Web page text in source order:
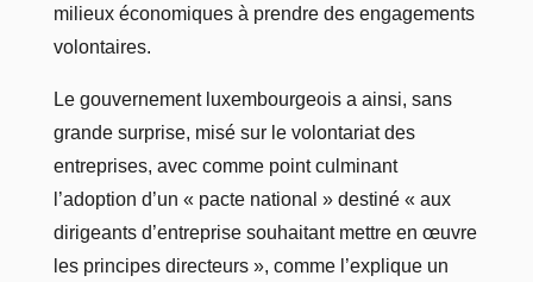
milieux économiques à prendre des engagements
volontaires.
Le gouvernement luxembourgeois a ainsi, sans
grande surprise, misé sur le volontariat des
entreprises, avec comme point culminant
l’adoption d’un « pacte national » destiné « aux
dirigeants d’entreprise souhaitant mettre en œuvre
les principes directeurs », comme l’explique un